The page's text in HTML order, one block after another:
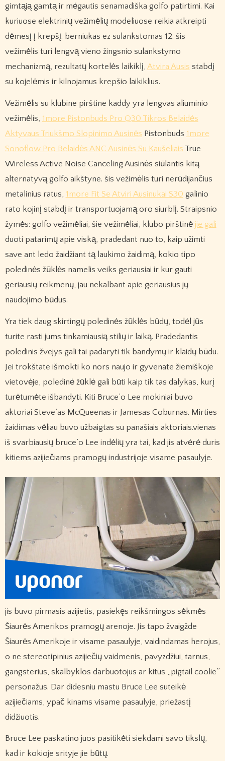
gimtąją gamtą ir mėgautis senamadiška golfo patirtimi. Kai
kuriuose elektrinių vežimėlių modeliuose reikia atkreipti
dėmesį į krepšį. berniukas ez sulankstomas 12. šis
vežimėlis turi lengvą vieno žingsnio sulankstymo
mechanizmą, rezultatų kortelės laikiklį, Atvira Ausis stabdį
su kojelėmis ir kilnojamus krepšio laikiklius.
Vežimėlis su klubine pirštine kaddy yra lengvas aliuminio
vežimėlis, 1more Pistonbuds Pro Q30 Tikros Belaidės
Aktyvaus Triukšmo Slopinimo Ausinės Pistonbuds 1more
Sonoflow Pro Belaidės ANC Ausinės Su Kaušeliais True
Wireless Active Noise Canceling Ausinės siūlantis kitą
alternatyvą golfo aikštyne. šis vežimėlis turi nerūdijančius
metalinius ratus, 1more Fit Se Atviri Ausinukai S30 galinio
rato kojinį stabdį ir transportuojamą oro siurblį. Straipsnio
žymės: golfo vežimėliai, šie vežimėliai, klubo pirštinė jie gali
duoti patarimų apie viską, pradedant nuo to, kaip užimti
save ant ledo žaidžiant tą laukimo žaidimą, kokio tipo
poledinės žūklės namelis veiks geriausiai ir kur gauti
geriausių reikmenų, jau nekalbant apie geriausius jų
naudojimo būdus.
Yra tiek daug skirtingų poledinės žūklės būdų, todėl jūs
turite rasti jums tinkamiausią stilių ir laiką. Pradedantis
poledinis žvejys gali tai padaryti tik bandymų ir klaidų būdu.
Jei trokštate išmokti ko nors naujo ir gyvenate žiemiškoje
vietovėje, poledinė žūklė gali būti kaip tik tas dalykas, kurį
turėtumėte išbandyti. Kiti Bruce’o Lee mokiniai buvo
aktoriai Steve’as McQueenas ir Jamesas Coburnas. Mirties
žaidimas vėliau buvo užbaigtas su panašiais aktoriais.vienas
iš svarbiausių bruce’o Lee indėlių yra tai, kad jis atvėrė duris
kitiems azijiečiams pramogų industrijoje visame pasaulyje.
jis buvo pirmasis azijietis, pasiekęs reikšmingos sėkmės
Šiaurės Amerikos pramogų arenoje. Jis tapo žvaigžde
Šiaurės Amerikoje ir visame pasaulyje, vaidindamas herojus,
o ne stereotipinius azijiečių vaidmenis, pavyzdžiui, tarnus,
gangsterius, skalbyklos darbuotojus ar kitus „pigtail coolie”
personažus. Dar didesniu mastu Bruce Lee suteikė
azijiečiams, ypač kinams visame pasaulyje, priežastį
didžiuotis.
Bruce Lee paskatino juos pasitikėti siekdami savo tikslų,
kad ir kokioje srityje jie būtų.